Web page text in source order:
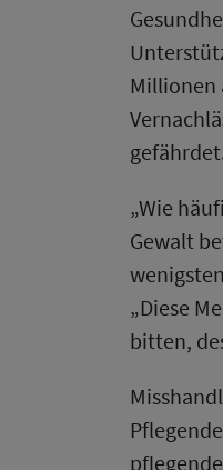
Millionen
„Wie
Gewalt
„Diese
bitten,